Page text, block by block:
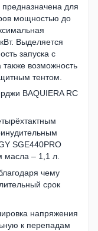
для
мощностью до
Выделяется
запуска с
также возможность
тентом.
BAQUIERA RC
SGE440PRO
– 1,1 л.
чему
срок
напряжения
к перепадам